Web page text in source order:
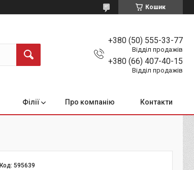
Кошик
+380 (50) 555-33-77
Відділ продажів
+380 (66) 407-40-15
Відділ продажів
Філії Про компанію Контакти
Код:595639